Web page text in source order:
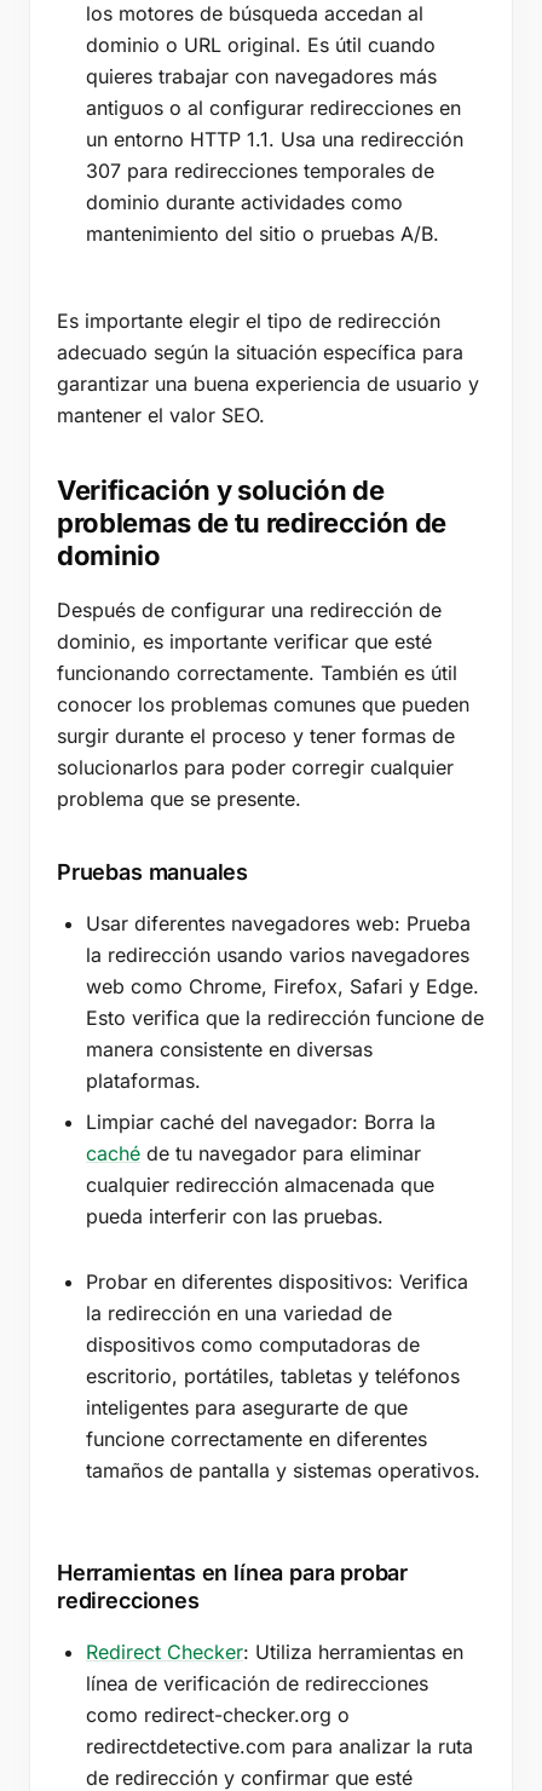
los motores de búsqueda accedan al
dominio o URL original. Es útil cuando
quieres trabajar con navegadores más
antiguos o al configurar redirecciones en
un entorno HTTP 1.1. Usa una redirección
307 para redirecciones temporales de
dominio durante actividades como
mantenimiento del sitio o pruebas A/B.
Es importante elegir el tipo de redirección
adecuado según la situación específica para
garantizar una buena experiencia de usuario y
mantener el valor SEO.
Verificación y solución de
problemas de tu redirección de
dominio
Después de configurar una redirección de
dominio, es importante verificar que esté
funcionando correctamente. También es útil
conocer los problemas comunes que pueden
surgir durante el proceso y tener formas de
solucionarlos para poder corregir cualquier
problema que se presente.
Pruebas manuales
Usar diferentes navegadores web: Prueba
la redirección usando varios navegadores
web como Chrome, Firefox, Safari y Edge.
Esto verifica que la redirección funcione de
manera consistente en diversas
plataformas.
Limpiar caché del navegador: Borra la
caché de tu navegador para eliminar
cualquier redirección almacenada que
pueda interferir con las pruebas.
Probar en diferentes dispositivos: Verifica
la redirección en una variedad de
dispositivos como computadoras de
escritorio, portátiles, tabletas y teléfonos
inteligentes para asegurarte de que
funcione correctamente en diferentes
tamaños de pantalla y sistemas operativos.
Herramientas en línea para probar
redirecciones
Redirect Checker: Utiliza herramientas en
línea de verificación de redirecciones
como redirect-checker.org o
redirectdetective.com para analizar la ruta
de redirección y confirmar que esté